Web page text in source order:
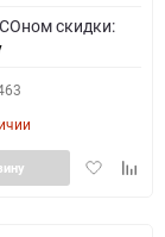
скидки:
Добавить